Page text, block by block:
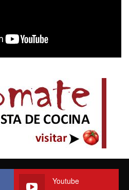
Youtube